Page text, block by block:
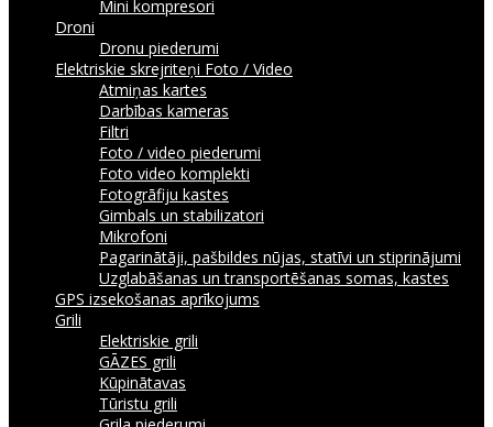
Mini kompresori
Droni
Dronu piederumi
Elektriskie skrejriteņi Foto / Video
Atmiņas kartes
Darbības kameras
Filtri
Foto / video piederumi
Foto video komplekti
Fotogrāfiju kastes
Gimbals un stabilizatori
Mikrofoni
Pagarinātāji, pašbildes nūjas, statīvi un stiprinājumi
Uzglabāšanas un transportēšanas somas, kastes
GPS izsekošanas aprīkojums
Grili
Elektriskie grili
GĀZES grili
Kūpinātavas
Tūristu grili